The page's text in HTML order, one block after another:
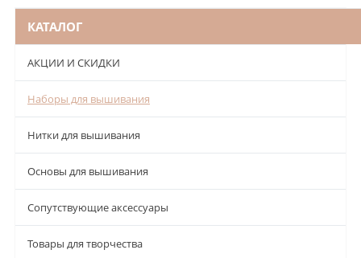
КАТАЛОГ
АКЦИИ И СКИДКИ
Наборы для вышивания
Нитки для вышивания
Основы для вышивания
Сопутствующие аксессуары
Товары для творчества